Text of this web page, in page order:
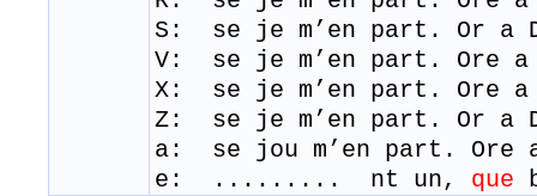
S: se je m’en part. Or a
V: se je m’en part. Ore a
X: se je m’en part. Ore a
Z: se je m’en part. Or a
a: se jou m’en part. Ore
e:
......... nt un, que